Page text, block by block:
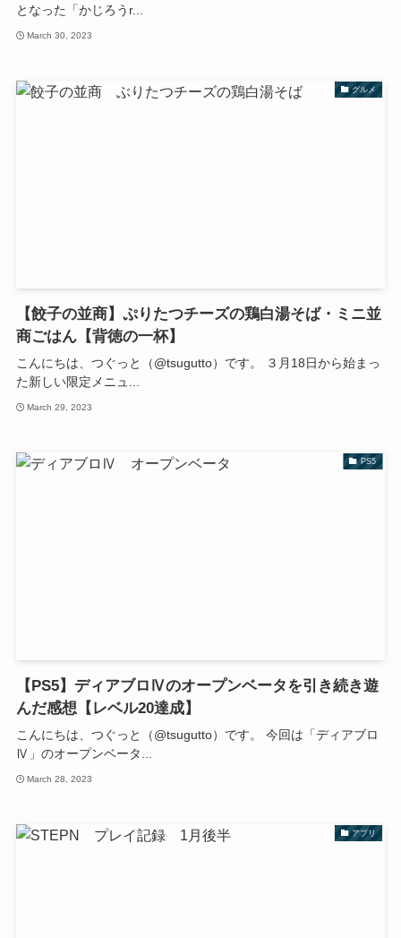
となった「かじろうr...
March 30, 2023
グルメ
【餃子の並商】ぷりたつチーズの鶏白湯そば・ミニ並
商ごはん【背徳の一杯】
こんにちは、つぐっと（@tsugutto）です。 ３月18日から始まっ
た新しい限定メニュ...
March 29, 2023
PS5
【PS5】ディアブロⅣのオープンベータを引き続き遊
んだ感想【レベル20達成】
こんにちは、つぐっと（@tsugutto）です。 今回は「ディアブロ
Ⅳ」のオープンベータ...
March 28, 2023
アプリ